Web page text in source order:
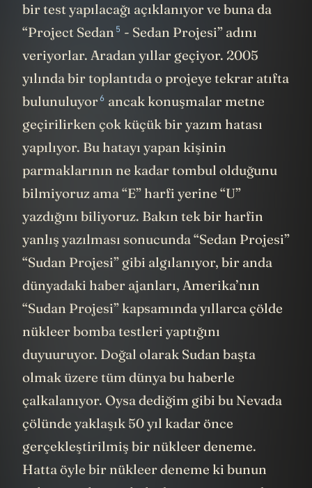
bir test yapılacağı açıklanıyor ve buna da
“Project Sedan 5 - Sedan Projesi” adını
veriyorlar. Aradan yıllar geçiyor. 2005
yılında bir toplantıda o projeye tekrar atıfta
bulunuluyor6 ancak konuşmalar metne
geçirilirken çok küçük bir yazım hatası
yapılıyor. Bu hatayı yapan kişinin
parmaklarının ne kadar tombul olduğunu
bilmiyoruz ama “E” harfi yerine “U”
yazdığını biliyoruz. Bakın tek bir harfin
yanlış yazılması sonucunda “Sedan Projesi”
“Sudan Projesi” gibi algılanıyor, bir anda
dünyadaki haber ajanları, Amerika’nın
“Sudan Projesi” kapsamında yıllarca çölde
nükleer bomba testleri yaptığını
duyuuruyor. Doğal olarak Sudan başta
olmak üzere tüm dünya bu haberle
çalkalanıyor. Oysa dediğim gibi bu Nevada
çölünde yaklaşık 50 yıl kadar önce
gerçekleştirilmiş bir nükleer deneme.
Hatta öyle bir nükleer deneme ki bunun